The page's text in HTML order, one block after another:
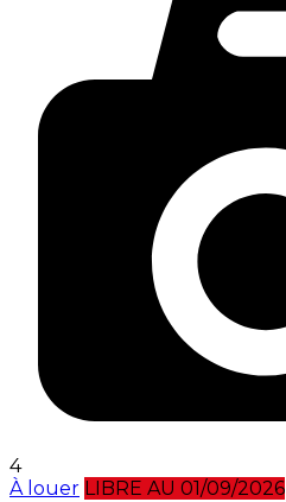
4
À louer LIBRE AU 01/09/2026